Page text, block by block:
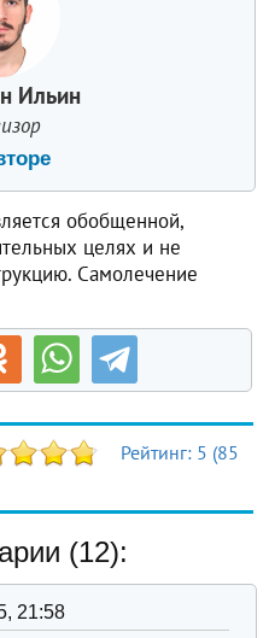
Ильин
обобщенной,
целях и не
Самолечение
Рейтинг: 5 (85
(12):
21:58